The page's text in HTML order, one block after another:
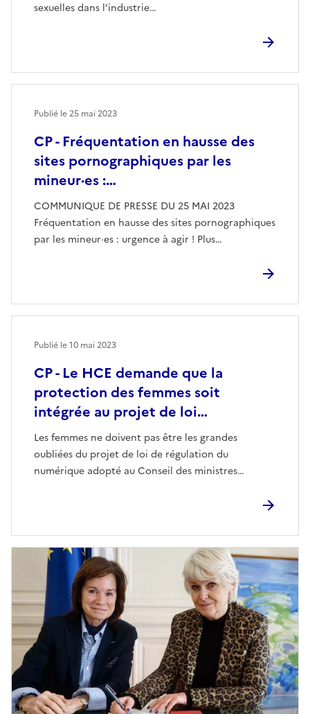
sexuelles dans l’industrie…
CP - Fréquentation en hausse des
sites pornographiques par les
mineur·es :…
COMMUNIQUE DE PRESSE DU 25 MAI 2023
Fréquentation en hausse des sites pornographiques
par les mineur·es : urgence à agir ! Plus…
Publié le25 mai 2023
CP - Le HCE demande que la
protection des femmes soit
intégrée au projet de loi…
Les femmes ne doivent pas être les grandes
oubliées du projet de loi de régulation du
numérique adopté au Conseil des ministres…
Publié le10 mai 2023